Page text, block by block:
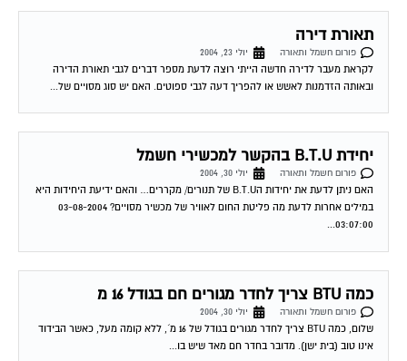
תאורת דירה
פורום חשמל ותאורה
יולי 23, 2004
לקראת מעבר לדירה חדשה הייתי רוצה לדעת מספר דברים לגבי תאורת הדירה
ובאותה הזדמנות לאשש או להפריך דעה לגבי ספוטים. האם יש סוג מסויים של...
יחידת B.T.U בהקשר למכשירי חשמל
פורום חשמל ותאורה
יולי 30, 2004
האם ניתן לדעת את יחידות הB.T.U של תנורים/ מקררים… והאם ידיעת היחידות היא
במילים אחרות לדעת מה פליטת החום לאוויר של מכשיר מסויים? 03-08-2004
03:07:00...
כמה BTU צריך לחדר מגורים חם בגודל 16 מ
פורום חשמל ותאורה
יולי 30, 2004
שלום, כמה BTU צריך לחדר מגורים בגודל של 16 מ´, ללא קומה מעל, כאשר הבידוד
אינו טוב (בית ישן). מדובר בחדר חם מאד שיש בו...